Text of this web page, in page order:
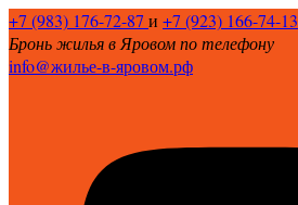
+7 (983) 176-72-87 и +7 (923) 166-74-13
Бронь жилья в Яровом по телефону
info@жилье-в-яровом.рф